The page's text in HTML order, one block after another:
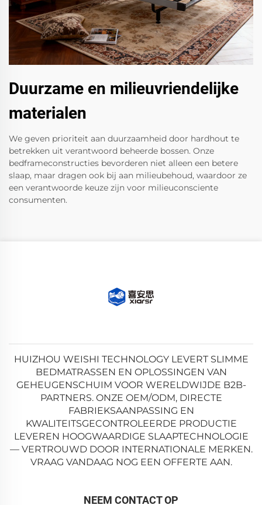
Duurzame en milieuvriendelijke
materialen
We geven prioriteit aan duurzaamheid door hardhout te
betrekken uit verantwoord beheerde bossen. Onze
bedframeconstructies bevorderen niet alleen een betere
slaap, maar dragen ook bij aan milieubehoud, waardoor ze
een verantwoorde keuze zijn voor milieuconsciente
consumenten.
HUIZHOU WEISHI TECHNOLOGY LEVERT SLIMME
BEDMATRASSEN EN OPLOSSINGEN VAN
GEHEUGENSCHUIM VOOR WERELDWIJDE B2B-
PARTNERS. ONZE OEM/ODM, DIRECTE
FABRIEKSAANPASSING EN
KWALITEITSGECONTROLEERDE PRODUCTIE
LEVEREN HOOGWAARDIGE SLAAPTECHNOLOGIE
— VERTROUWD DOOR INTERNATIONALE MERKEN.
VRAAG VANDAAG NOG EEN OFFERTE AAN.
NEEM CONTACT OP